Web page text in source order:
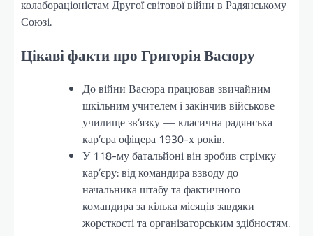
колабораціоністам Другої світової війни в Радянському
Союзі.
Цікаві факти про Григорія Васюру
До війни Васюра працював звичайним
шкільним учителем і закінчив військове
училище зв’язку — класична радянська
кар’єра офіцера 1930-х років.
У 118-му батальйоні він зробив стрімку
кар’єру: від командира взводу до
начальника штабу та фактичного
командира за кілька місяців завдяки
жорсткості та організаторським здібностям.